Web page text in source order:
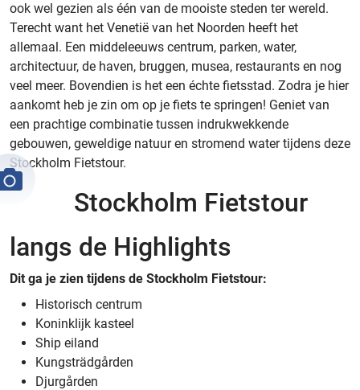
ook wel gezien als één van de mooiste steden ter wereld.
Terecht want het Venetië van het Noorden heeft het
allemaal. Een middeleeuws centrum, parken, water,
architectuur, de haven, bruggen, musea, restaurants en nog
veel meer. Bovendien is het een échte fietsstad. Zodra je hier
aankomt heb je zin om op je fiets te springen! Geniet van
een prachtige combinatie tussen indrukwekkende
gebouwen, geweldige natuur en stromend water tijdens deze
Stockholm Fietstour.
Stockholm Fietstour
langs de Highlights
Dit ga je zien tijdens de Stockholm Fietstour:
Historisch centrum
Koninklijk kasteel
Ship eiland
Kungsträdgården
Djurgården